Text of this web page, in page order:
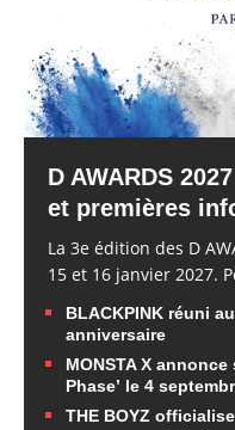
D AWARDS
et premières
La 3e édition des D
15 et 16 janvier 2027.
BLACKPINK réuni
anniversaire
MONSTA X annonce
Phase’ le 4
THE BOYZ